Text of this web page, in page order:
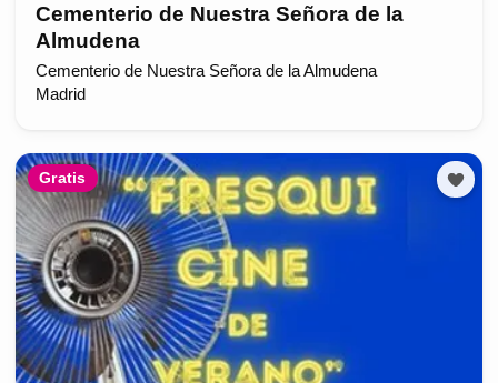
Cementerio de Nuestra Señora de la
Almudena
Cementerio de Nuestra Señora de la Almudena
Madrid
Gratis